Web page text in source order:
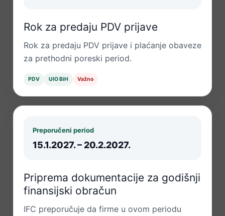
Rok za predaju PDV prijave
Rok za predaju PDV prijave i plaćanje obaveze
za prethodni poreski period.
PDV UIO BiH Važno
Preporučeni period
15.1.2027. – 20.2.2027.
Priprema dokumentacije za godišnji
finansijski obračun
IFC preporučuje da firme u ovom periodu